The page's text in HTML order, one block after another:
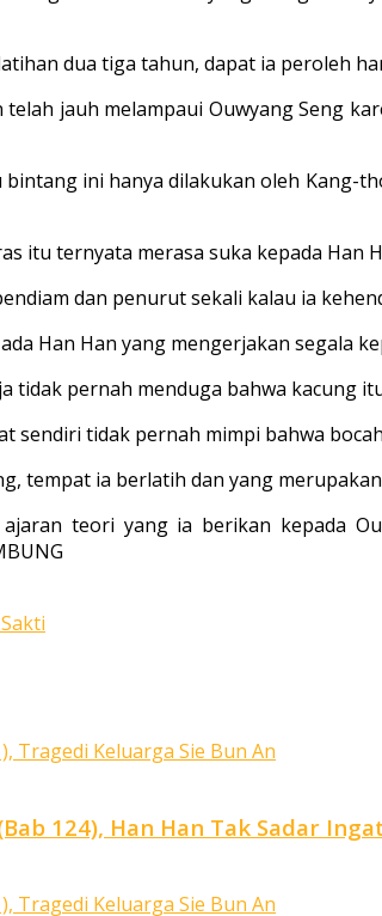
dua tiga tahun, dapat ia peroleh
jauh melampaui Ouwyang Seng
ini hanya di­lakukan oleh Kang-
itu ternyata merasa suka ke­pada Han
dan penurut sekali kalau ia
Han Han yang mengerjakan segala
tidak pernah menduga bahwa kacung
sendiri tidak pernah mimpi bahwa
tempat ia berlatih dan yang
teori yang ia berikan kepada
124), Han Han Tak Sadar